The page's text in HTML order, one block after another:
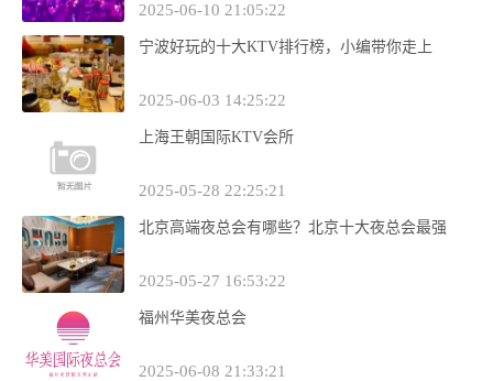
2025-06-10 21:05:22
宁波好玩的十大KTV排行榜，小编带你走上
2025-06-03 14:25:22
上海王朝国际KTV会所
2025-05-28 22:25:21
北京高端夜总会有哪些？北京十大夜总会最强
2025-05-27 16:53:22
福州华美夜总会
2025-06-08 21:33:21